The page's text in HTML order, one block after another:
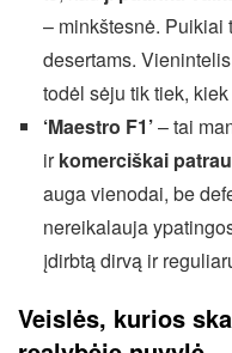
– minkštesnė. Puikiai
desertams.
todėl sėju tik tiek,
‘Maestro F1’– tai
irkomerciškai
auga vienodai, be
nereikalauja
įdirbtą dirvą ir
Veislės, kurios